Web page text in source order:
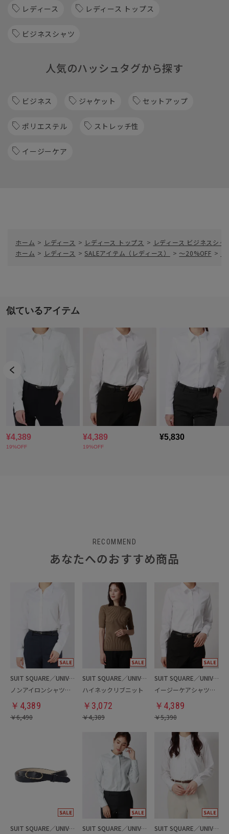
レディース レディース トップス
ビジネスシャツ
人気のハッシュタグから探す
ビジネス ジャケット セットアップ
ポリエステル ストレッチ性
イージーケア
ホーム > レディース > レディース トップス > レディース ビジネスシャ
ホーム > レディース > SALEアイテム（レディース） > ～20%OFF >
RECOMMEND
あなたへのおすすめ商品
SUIT SQUARE／UNIVERSAL LANGUAGE／WHITE
ノンアイロンシャツ・ブラウス
￥ 4,389
￥6,490
SUIT SQUARE／UNIVERSAL LANGUAGE／WHITE
ハイネックリブニット
￥ 3,072
￥4,389
SUIT SQUARE／UNIVERSAL LANGUAGE／WHITE
イージーケアシャツ・ブラウス
￥ 4,389
￥5,390
SUIT SQUARE／UNIVERSAL LANGUAGE／WHITE
SUIT SQUARE／UNIVERSAL LANGUAGE／WHITE
SUIT SQUARE／UNIVERSAL LANGUAGE／WHITE